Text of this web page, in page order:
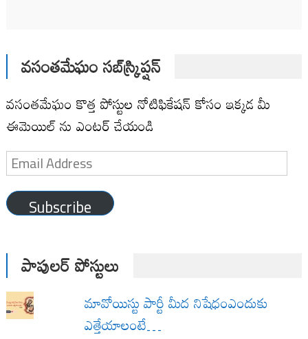
వసంతమేఘం సబ్‌స్క్రిప్షన్
వసంతమేఘం కొత్త పోస్టుల నోటిఫికేషన్ కోసం ఇక్కడ మీ
ఈమెయిల్ ను ఎంటర్ చేయండి
Email
Address
Subscribe
పాపులర్ పోస్టులు
మావోయిస్టు పార్టీ మీద నిషేధంఎందుకు
ఎత్తేయాలంటే…